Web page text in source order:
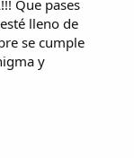
Que pases
lleno de
se cumple
y